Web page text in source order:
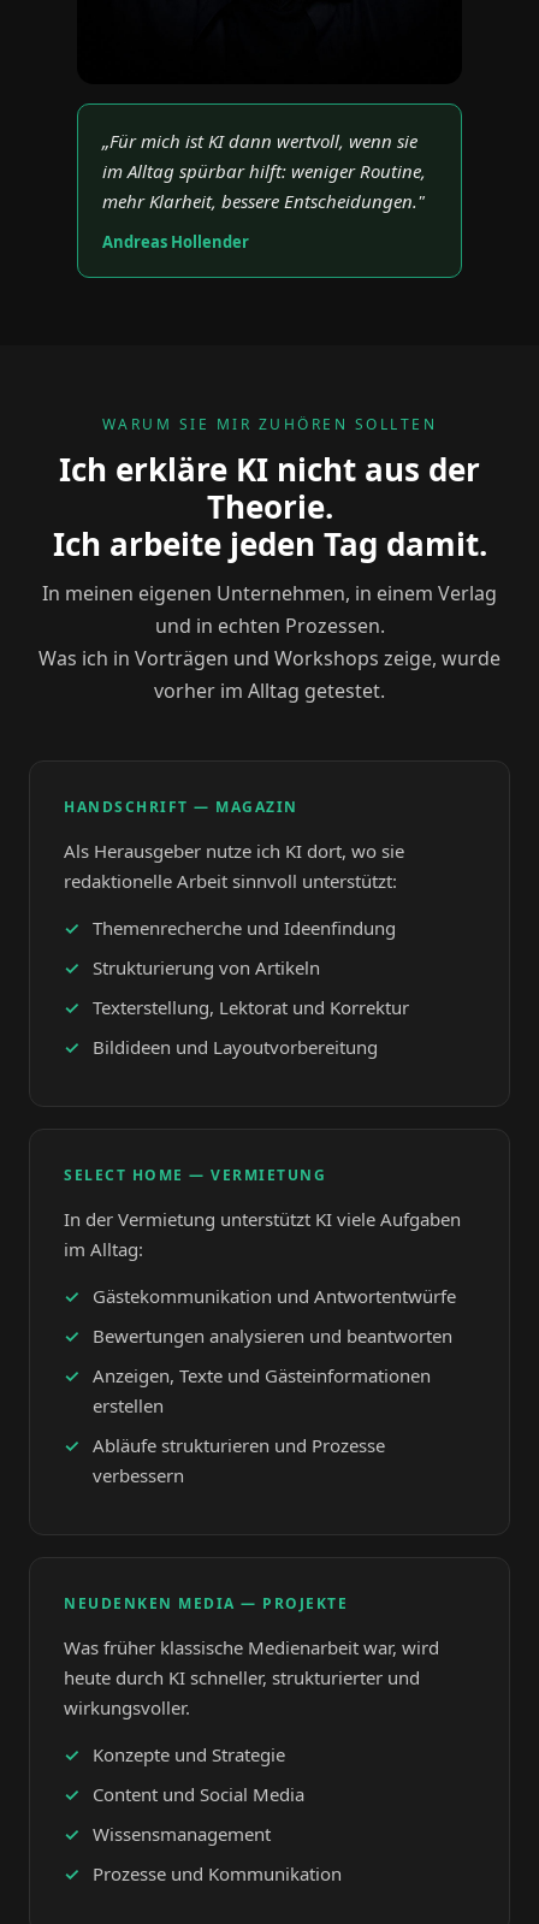
„Für mich ist KI dann wertvoll, wenn sie
im Alltag spürbar hilft: weniger Routine,
mehr Klarheit, bessere Entscheidungen."
Andreas Hollender
WARUM SIE MIR ZUHÖREN SOLLTEN
Ich erkläre KI nicht aus der
Theorie.
Ich arbeite jeden Tag damit.
In meinen eigenen Unternehmen, in einem Verlag
und in echten Prozessen.
Was ich in Vorträgen und Workshops zeige, wurde
vorher im Alltag getestet.
HANDSCHRIFT — MAGAZIN
Als Herausgeber nutze ich KI dort, wo sie
redaktionelle Arbeit sinnvoll unterstützt:
Themenrecherche und Ideenfindung
Strukturierung von Artikeln
Texterstellung, Lektorat und Korrektur
Bildideen und Layoutvorbereitung
SELECT HOME — VERMIETUNG
In der Vermietung unterstützt KI viele Aufgaben
im Alltag:
Gästekommunikation und Antwortentwürfe
Bewertungen analysieren und beantworten
Anzeigen, Texte und Gästeinformationen
erstellen
Abläufe strukturieren und Prozesse
verbessern
NEUDENKEN MEDIA — PROJEKTE
Was früher klassische Medienarbeit war, wird
heute durch KI schneller, strukturierter und
wirkungsvoller.
Konzepte und Strategie
Content und Social Media
Wissensmanagement
Prozesse und Kommunikation